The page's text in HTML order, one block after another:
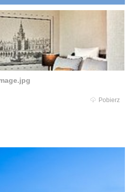
Pobierz